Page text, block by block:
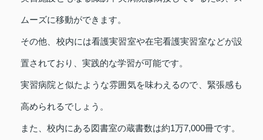
ムーズに移動ができます。
その他、校内には看護実習室や在宅看護実習室などが設
置されており、実践的な学習が可能です。
実習病院と似たような雰囲気を味わえるので、緊張感も
高められるでしょう。
また、校内にある図書室の蔵書数は約1万7,000冊です。